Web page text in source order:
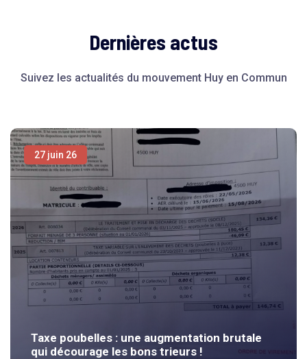
Dernières actus
Suivez les actualités du mouvement Huy en Commun
27 juin 26
Taxe poubelles : une augmentation brutale
qui décourage les bons trieurs !